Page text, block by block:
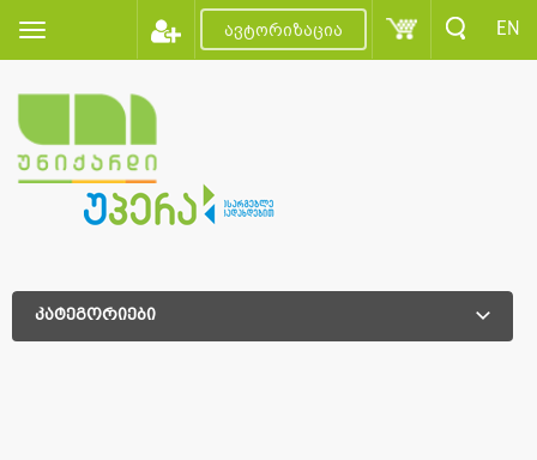
ავტორიზაცია EN
კატეგორიები